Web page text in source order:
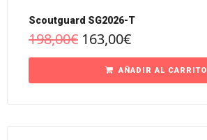
Scoutguard SG2026-T
198,00€ 163,00€
AÑADIR AL CARRITO